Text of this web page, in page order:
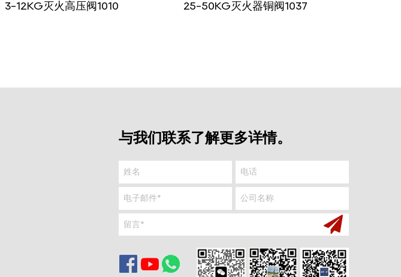
3-12KG灭火高压阀1010 25-50KG灭火器铜阀1037
与我们联系了解更多详情。